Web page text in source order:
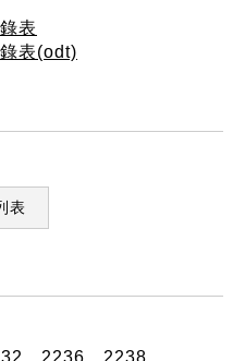
表
表(odt)
表
、2236、2238